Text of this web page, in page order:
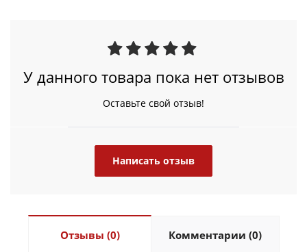
У данного товара пока нет отзывов
Оставьте свой отзыв!
Написать отзыв
Отзывы (0) Комментарии (0)